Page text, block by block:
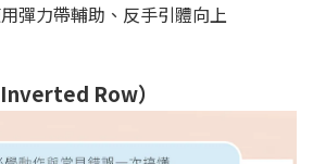
彈力帶輔助、反手引體向上
Row）